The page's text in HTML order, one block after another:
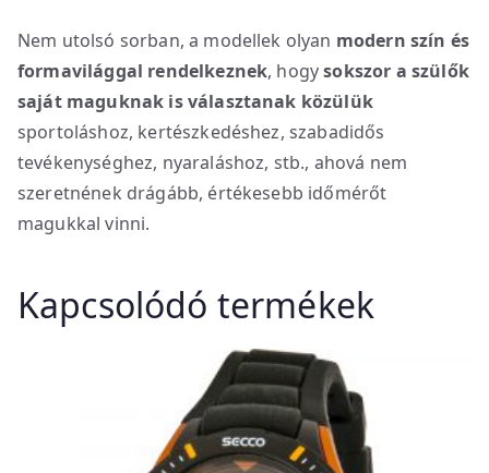
Nem utolsó sorban, a modellek olyan modern szín és
formavilággal rendelkeznek, hogysokszor a szülők
saját maguknak is választanak közülük
sportoláshoz, kertészkedéshez, szabadidős
tevékenységhez, nyaraláshoz, stb., ahová nem
szeretnének drágább, értékesebb időmérőt
magukkal vinni.
Kapcsolódó termékek